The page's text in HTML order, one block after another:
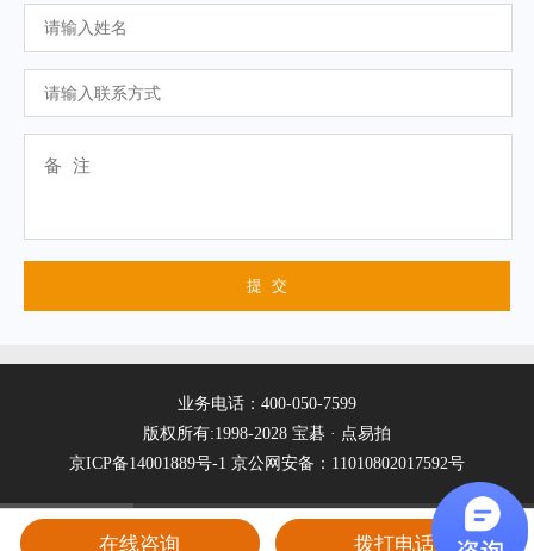
业务电话：400-050-7599
版权所有:1998-2028 宝碁 · 点易拍
京ICP备14001889号-1 京公网安备：11010802017592号
在线咨询 拨打电话